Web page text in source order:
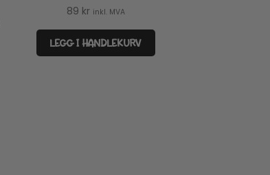
89 kr inkl. MVA
LEGG I HANDLEKURV